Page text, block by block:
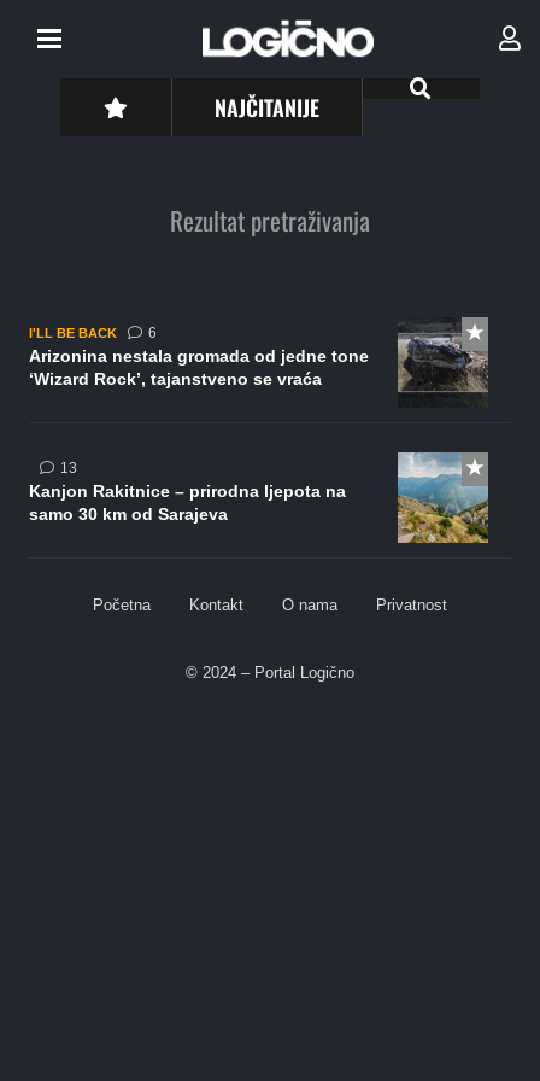
NAJČITANIJE
Rezultat pretraživanja
I'LL BE BACK 6komentara
Arizonina nestala gromada od jedne tone
‘Wizard Rock’, tajanstveno se vraća
13komentara
Kanjon Rakitnice – prirodna ljepota na
samo 30 km od Sarajeva
Početna Kontakt O nama Privatnost
© 2024 – Portal Logično